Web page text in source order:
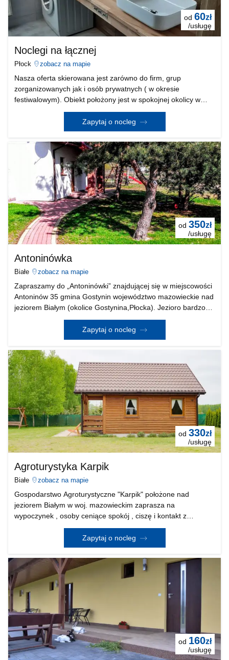
od 60zł
/usługę
Noclegi na łącznej
Płock zobacz na mapie
Nasza oferta skierowana jest zarówno do firm, grup
zorganizowanych jak i osób prywatnych ( w okresie
festiwalowym). Obiekt położony jest w spokojnej okolicy w
pobliżu dworca autobusowego, blisko centrum, doskonale
skomunikowany z Rafinerią PKN Orlen (7 minut drogi aute
Zapytaj o nocleg
od 350zł
/usługę
Antoninówka
Białe zobacz na mapie
Zapraszamy do „Antoninówki” znajdującej się w miejscowości
Antoninów 35 gmina Gostynin województwo mazowieckie nad
jeziorem Białym (okolice Gostynina,Płocka). Jezioro bardzo
bezpieczne i co najważniejsze czyste. Do wynajęcia dom 3
pokojowy w pełni wyposażony i ogrzewan
Zapytaj o nocleg
od 330zł
/usługę
Agroturystyka Karpik
Białe zobacz na mapie
Gospodarstwo Agroturystyczne "Karpik" położone nad
jeziorem Białym w woj. mazowieckim zaprasza na
wypoczynek , osoby ceniące spokój , ciszę i kontakt z
przyrodą. Na terenie gospodarstwa znajduje się staw gdzie
można powędkować. Dla dzieci plac zabaw, trampolina,
Zapytaj o nocleg
od 160zł
/usługę